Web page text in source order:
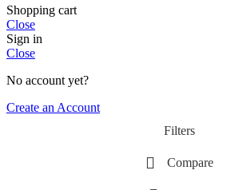
Shopping cart
Close
Sign in
Close
No account yet?
Create an Account
Filters
Compare